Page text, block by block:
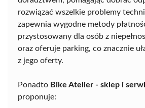
rozwiązać wszelkie problemy
zapewnia wygodne metody
przystosowany dla osób z
oraz oferuje parking, co znacznie
z jego oferty.
Ponadto Bike Atelier - sklep i
proponuje: